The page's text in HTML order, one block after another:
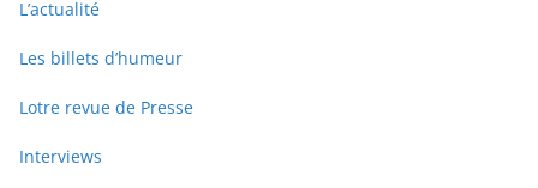
L’actualité
Les billets d’humeur
Lotre revue de Presse
Interviews